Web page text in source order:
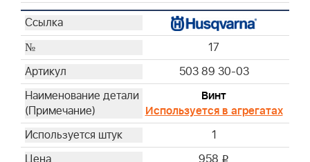
17
503 89 30-03
Винт
Используется в агрегатах
1
i